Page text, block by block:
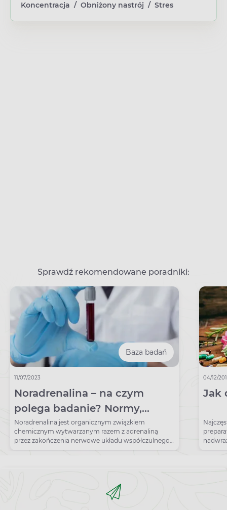
Koncentracja / Obniżony nastrój / Stres
Sprawdź rekomendowane poradniki:
Baza badań
11/07/2023
Noradrenalina – na czym
polega badanie? Normy,
wskazania, przygotowanie
Noradrenalina jest organicznym związkiem
chemicznym wytwarzanym razem z adrenaliną
przez zakończenia nerwowe układu współczulnego.
Nazywana również norepinefryną zwiększa
przyswojonych wcześniej informacji. Jakie są skutki
niedoboru noradrenaliny w organizmie? Niskie
04/12/
Jak